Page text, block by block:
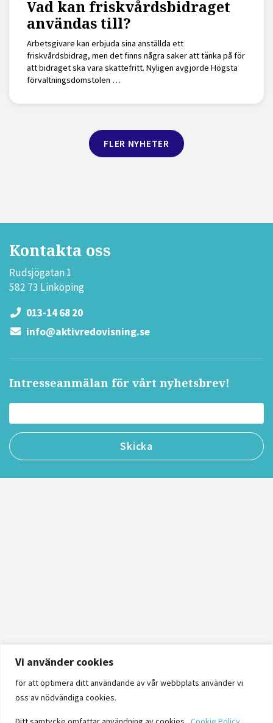
Vi använder cookies
för att optimera ditt användande av vår webbplats använder vi
oss av nödvändiga cookies.
Vad kan friskvårdsbidraget
användas till?
Arbetsgivare kan erbjuda sina anställda ett
friskvårdsbidrag, men det finns några saker att tänka på för
att bidraget ska vara skattefritt. Nyligen avgjorde Högsta
förvaltningsdomstolen …
FLER NYHETER
Kontakta oss
Rudsjögatan 1
582 73 Linköping
013-14 68 20
info@aktivredovisning.se
Intresseanmälan för vårt nyhetsbrev!